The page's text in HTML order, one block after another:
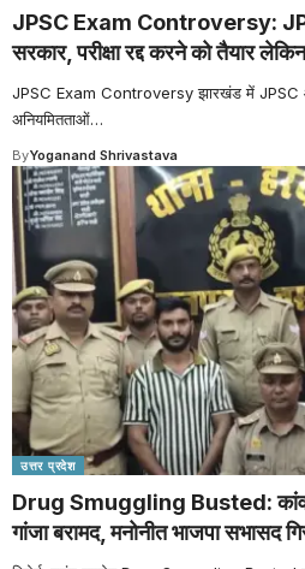
JPSC Exam Controversy:
सरकार, परीक्षा रद्द करने को तैयार
JPSC Exam Controversy झारखंड में JPSC
अनियमितताओं…
ByYoganand Shrivastava
उत्तर प्रदेश
Drug Smuggling Busted: कांवड़
गांजा बरामद, मनोनीत भाजपा सभासद